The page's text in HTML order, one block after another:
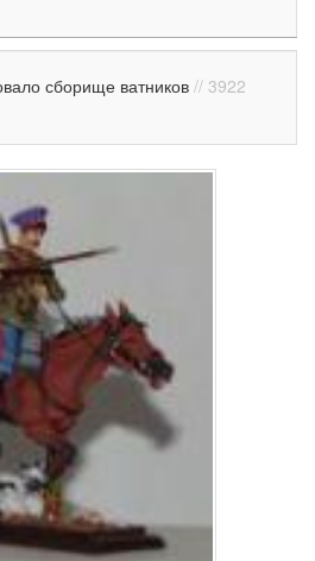
сборище ватников // 3922